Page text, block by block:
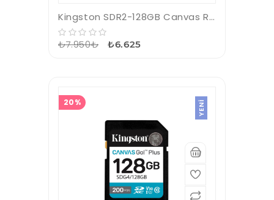
Kingston SDR2-128GB Canvas React Plus SDXC UHS-II 300R-260W U3 V90 for Full HD-4K-8K Hafıza Kartı
₺7.950₺ ₺6.625
20% YENI